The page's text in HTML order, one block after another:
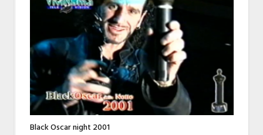
Black Oscar night 2001